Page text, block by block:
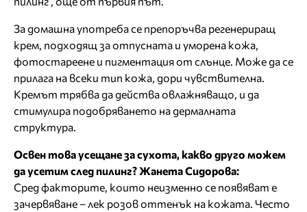
За домашна употреба се препоръчва регенериращ
крем, подходящ за отпусната и уморена кожа,
фотостареене и пигментация от слънце. Може да се
прилага на всеки тип кожа, дори чувствителна.
Кремът трябва да действа овлажняващо, и да
стимулира подобряването на дермалната
структура.
Освен това усещане за сухота, какво друго можем
да усетим след пилинг? Жанета Сидорова:
Сред факторите, които неизменно се появяват е
зачервяване – лек розов оттенък на кожата. Често